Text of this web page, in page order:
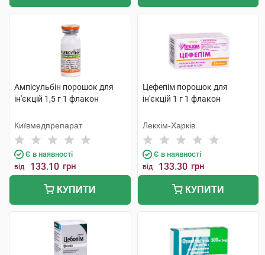
Ампісульбін порошок для
ін'єкцій 1,5 г 1 флакон
Київмедпрепарат
Є в наявності
від 133.10 грн
КУПИТИ
Цефепім порошок для
ін'єкцій 1 г 1 флакон
Лекхім-Харків
Є в наявності
від 133.30 грн
КУПИТИ